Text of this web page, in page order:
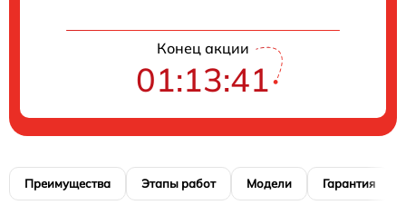
Конец акции
01:13:40
Преимущества Этапы работ Модели Гарантия